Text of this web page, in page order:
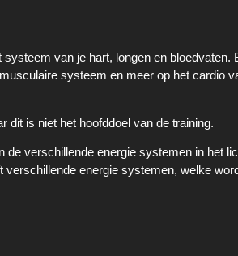
van je hart, longen en bloedvaten.
systeem en meer op het cardio
dit is niet het hoofddoel van de training.
de verschillende energie systemen in het
energie systemen, welke